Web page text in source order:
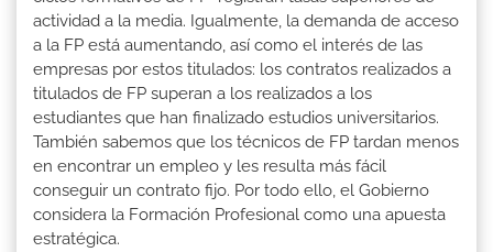
actividad a la media. Igualmente, la demanda de acceso
a la FP está aumentando, así como el interés de las
empresas por estos titulados: los contratos realizados a
titulados de FP superan a los realizados a los
estudiantes que han finalizado estudios universitarios.
También sabemos que los técnicos de FP tardan menos
en encontrar un empleo y les resulta más fácil
conseguir un contrato fijo. Por todo ello, el Gobierno
considera la Formación Profesional como una apuesta
estratégica.